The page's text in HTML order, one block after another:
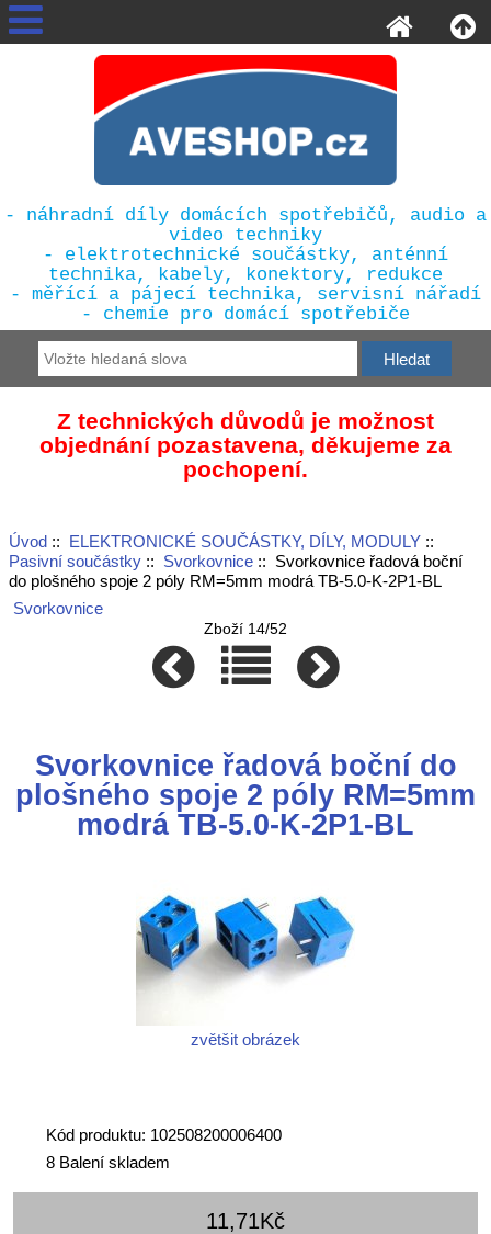
- náhradní díly domácích spotřebičů, audio a
video techniky
- elektrotechnické součástky, anténní
technika, kabely, konektory, redukce
- měřící a pájecí technika, servisní nářadí
- chemie pro domácí spotřebiče
Z technických důvodů je možnost
objednání pozastavena, děkujeme za
pochopení.
Úvod:: ELEKTRONICKÉ SOUČÁSTKY, DÍLY, MODULY::
Pasivní součástky:: Svorkovnice:: Svorkovnice řadová boční
do plošného spoje 2 póly RM=5mm modrá TB-5.0-K-2P1-BL
Svorkovnice
Zboží 14/52
Svorkovnice řadová boční do
plošného spoje 2 póly RM=5mm
modrá TB-5.0-K-2P1-BL
zvětšit obrázek
Kód produktu: 102508200006400
8 Balení skladem
11,71Kč